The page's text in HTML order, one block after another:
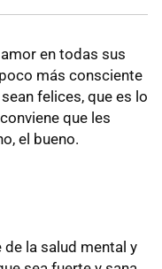
en todas sus
más consciente
felices, que es lo
que les
el bueno.
de la salud mental y